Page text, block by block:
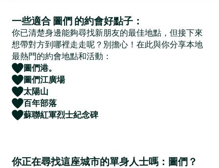
一些適合 圖們 的約會好點子：
你已清楚身邊能夠尋找新朋友的最佳地點，但接下來
想帶對方到哪裡走走呢？別擔心！在此與你分享本地
最熱門的約會地點和活動：
圖們港。
圖們江廣場
太陽山
百年部落
蘇聯紅軍烈士紀念碑
你正在尋找這座城市的單身人士嗎：圖們？